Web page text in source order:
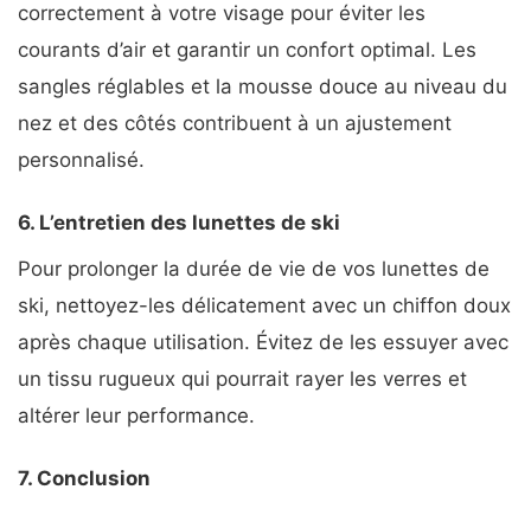
correctement à votre visage pour éviter les
courants d’air et garantir un confort optimal. Les
sangles réglables et la mousse douce au niveau du
nez et des côtés contribuent à un ajustement
personnalisé.
6. L’entretien des lunettes de ski
Pour prolonger la durée de vie de vos lunettes de
ski, nettoyez-les délicatement avec un chiffon doux
après chaque utilisation. Évitez de les essuyer avec
un tissu rugueux qui pourrait rayer les verres et
altérer leur performance.
7. Conclusion